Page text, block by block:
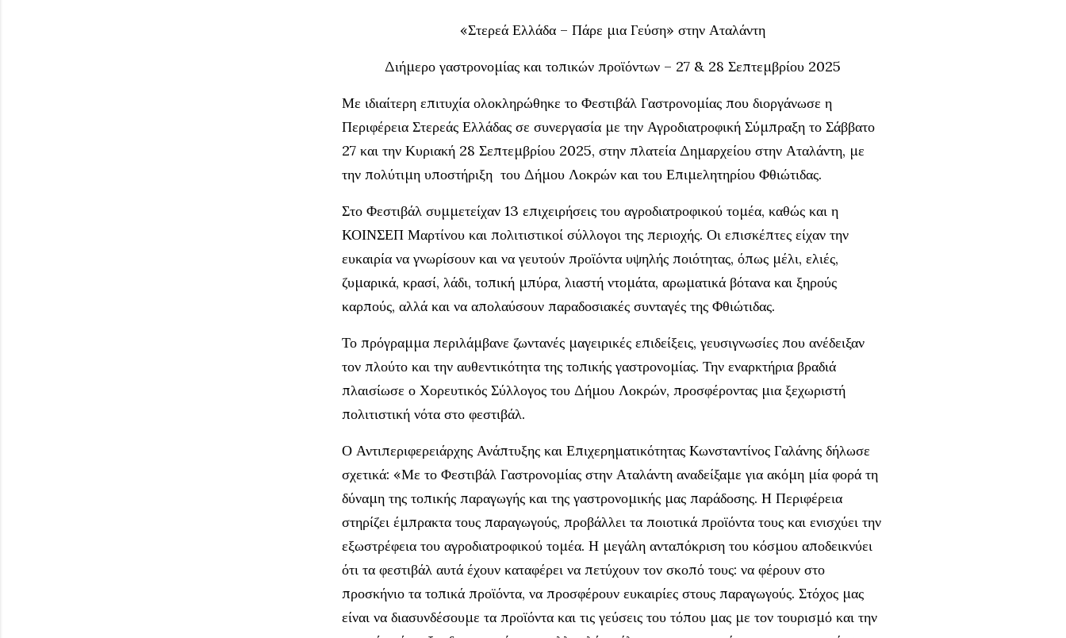
«Στερεά Ελλάδα – Πάρε μια Γεύση» στην Αταλάντη
Διήμερο γαστρονομίας και τοπικών προϊόντων – 27 & 28 Σεπτεμβρίου 2025
Με ιδιαίτερη επιτυχία ολοκληρώθηκε το Φεστιβάλ Γαστρονομίας που διοργάνωσε η
Περιφέρεια Στερεάς Ελλάδας σε συνεργασία με την Αγροδιατροφική Σύμπραξη το Σάββατο
27 και την Κυριακή 28 Σεπτεμβρίου 2025, στην πλατεία Δημαρχείου στην Αταλάντη, με
την πολύτιμη υποστήριξη του Δήμου Λοκρών και του Επιμελητηρίου Φθιώτιδας.
Στο Φεστιβάλ συμμετείχαν 13 επιχειρήσεις του αγροδιατροφικού τομέα, καθώς και η
ΚΟΙΝΣΕΠ Μαρτίνου και πολιτιστικοί σύλλογοι της περιοχής. Οι επισκέπτες είχαν την
ευκαιρία να γνωρίσουν και να γευτούν προϊόντα υψηλής ποιότητας, όπως μέλι, ελιές,
ζυμαρικά, κρασί, λάδι, τοπική μπύρα, λιαστή ντομάτα, αρωματικά βότανα και ξηρούς
καρπούς, αλλά και να απολαύσουν παραδοσιακές συνταγές της Φθιώτιδας.
Το πρόγραμμα περιλάμβανε ζωντανές μαγειρικές επιδείξεις, γευσιγνωσίες που ανέδειξαν
τον πλούτο και την αυθεντικότητα της τοπικής γαστρονομίας. Την εναρκτήρια βραδιά
πλαισίωσε ο Χορευτικός Σύλλογος του Δήμου Λοκρών, προσφέροντας μια ξεχωριστή
πολιτιστική νότα στο φεστιβάλ.
Ο Αντιπεριφερειάρχης Ανάπτυξης και Επιχερηματικότητας Kωνσταντίνος Γαλάνης δήλωσε
σχετικά: «Με το Φεστιβάλ Γαστρονομίας στην Αταλάντη αναδείξαμε για ακόμη μία φορά τη
δύναμη της τοπικής παραγωγής και της γαστρονομικής μας παράδοσης. Η Περιφέρεια
στηρίζει έμπρακτα τους παραγωγούς, προβάλλει τα ποιοτικά προϊόντα τους και ενισχύει την
εξωστρέφεια του αγροδιατροφικού τομέα. Η μεγάλη ανταπόκριση του κόσμου αποδεικνύει
ότι τα φεστιβάλ αυτά έχουν καταφέρει να πετύχουν τον σκοπό τους: να φέρουν στο
προσκήνιο τα τοπικά προϊόντα, να προσφέρουν ευκαιρίες στους παραγωγούς. Στόχος μας
είναι να διασυνδέσουμε τα προϊόντα και τις γεύσεις του τόπου μας με τον τουρισμό και την